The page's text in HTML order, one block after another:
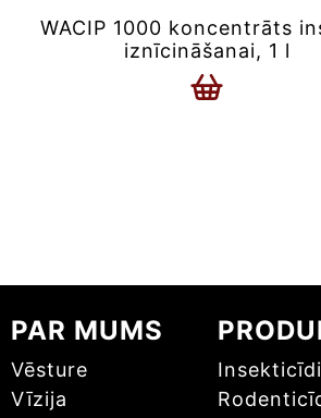
WACIP 1000 koncentrāts
iznīcināšanai, 1 l
PAR MUMS
Vēsture
Vīzija
Insekticīdi